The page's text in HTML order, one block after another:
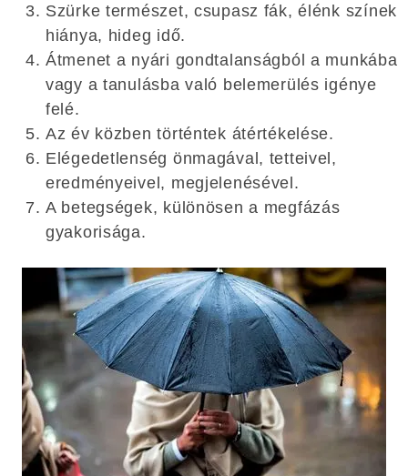
Szürke természet, csupasz fák, élénk színek
hiánya, hideg idő.
Átmenet a nyári gondtalanságból a munkába
vagy a tanulásba való belemerülés igénye
felé.
Az év közben történtek átértékelése.
Elégedetlenség önmagával, tetteivel,
eredményeivel, megjelenésével.
A betegségek, különösen a megfázás
gyakorisága.